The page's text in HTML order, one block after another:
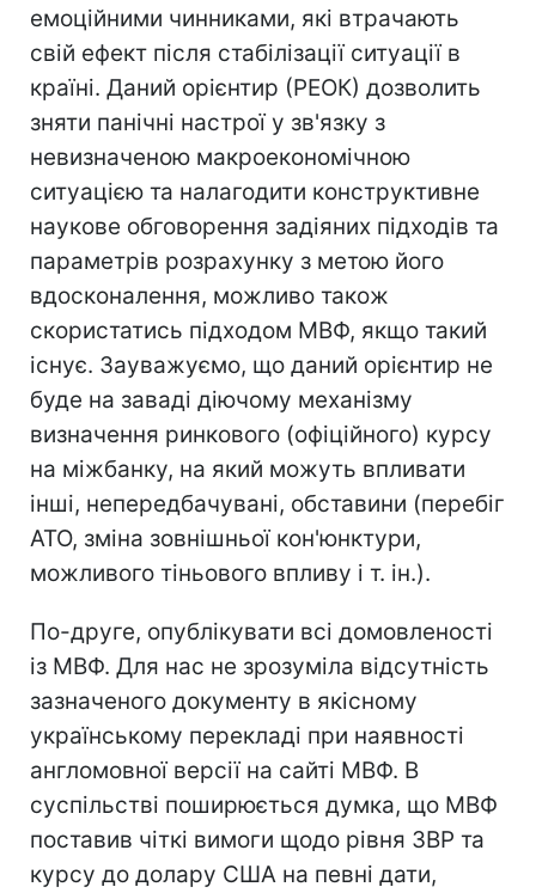
емоційними чинниками, які втрачають
свій ефект після стабілізації ситуації в
країні. Даний орієнтир (РЕОК) дозволить
зняти панічні настрої у зв'язку з
невизначеною макроекономічною
ситуацією та налагодити конструктивне
наукове обговорення задіяних підходів та
параметрів розрахунку з метою його
вдосконалення, можливо також
скористатись підходом МВФ, якщо такий
існує. Зауважуємо, що даний орієнтир не
буде на заваді діючому механізму
визначення ринкового (офіційного) курсу
на міжбанку, на який можуть впливати
інші, непередбачувані, обставини (перебіг
АТО, зміна зовнішньої кон'юнктури,
можливого тіньового впливу і т. ін.).
По-друге, опублікувати всі домовленості
із МВФ. Для нас не зрозуміла відсутність
зазначеного документу в якісному
українському перекладі при наявності
англомовної версії на сайті МВФ. В
суспільстві поширюється думка, що МВФ
поставив чіткі вимоги щодо рівня ЗВР та
курсу до долару США на певні дати,